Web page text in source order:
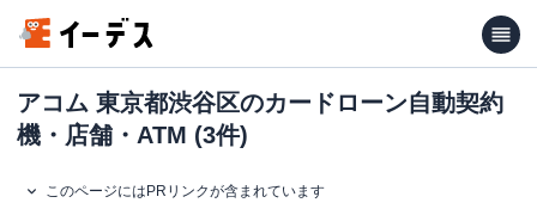
アコム 東京都渋谷区のカードローン自動契約
機・店舗・ATM (3件)
このページにはPRリンクが含まれています